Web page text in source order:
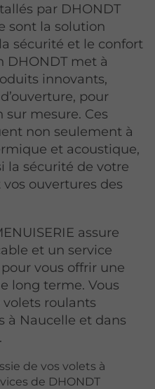
par DHONDT
sont la solution
sécurité et le confort
DHONDT met à
innovants,
pour
mesure. Ces
non seulement à
et acoustique,
la sécurité de votre
ouvertures des
assure
et un service
vous offrir une
long terme. Vous
roulants
à Naucelle et dans
de vos volets à
de DHONDT